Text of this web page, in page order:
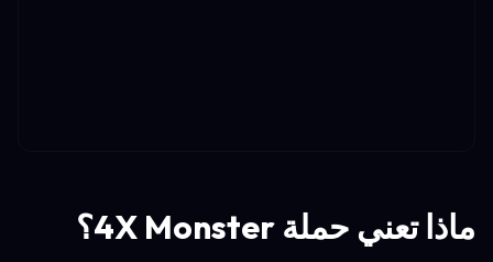
ماذا تعني حملة 4X Monster؟